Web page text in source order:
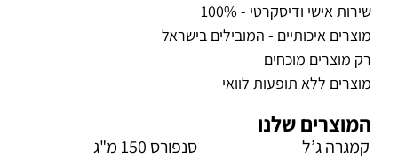
המוצרים שלנו
קמגרה ג’ל
סנפורס 150 מ"ג
שירות אישי ודיסקרטי - 100%
מוצרים איכותיים - המובילים בישראל
רק מוצרים מוכחים
מוצרים ללא תופעות לוואי